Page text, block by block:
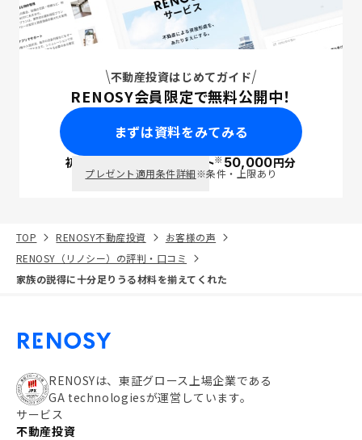
不動産投資はじめてガイド
RENOSY会員限定で無料公開中！
まずは資料をみてみる
初回面談で ポイント※50,000円分
プレゼント適用条件詳細※条件・上限あり
TOP RENOSY不動産投資
お客様の声
RENOSY（リノシー）の評判・口コミ
家族の説得に十分足りうる材料を揃えてくれた
RENOSYは、東証グロース上場企業である
GA technologiesが運営しています。
サービス
不動産投資